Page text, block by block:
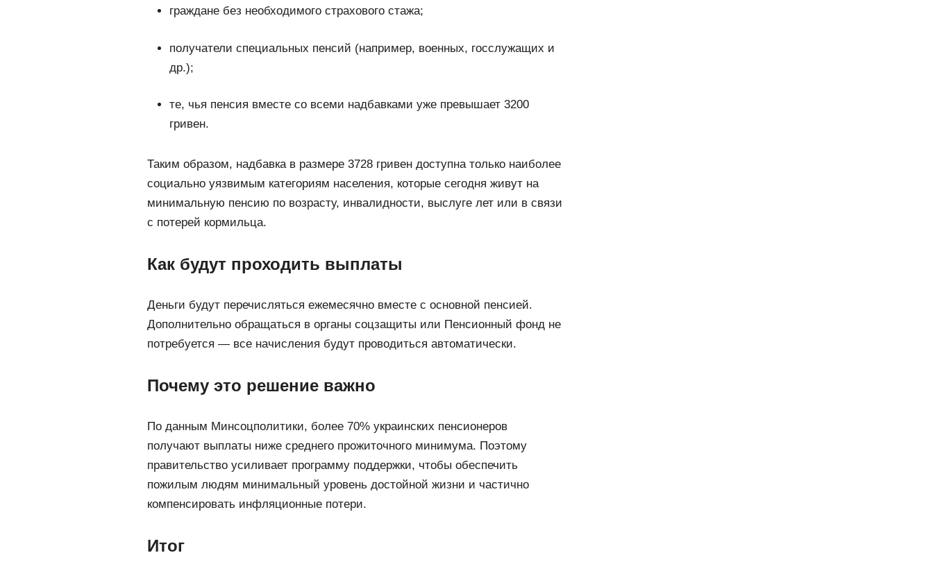
граждане без необходимого страхового стажа;
получатели специальных пенсий (например, военных, госслужащих и
др.);
те, чья пенсия вместе со всеми надбавками уже превышает 3200
гривен.
Таким образом, надбавка в размере 3728 гривен доступна только наиболее
социально уязвимым категориям населения, которые сегодня живут на
минимальную пенсию по возрасту, инвалидности, выслуге лет или в связи
с потерей кормильца.
Как будут проходить выплаты
Деньги будут перечисляться ежемесячно вместе с основной пенсией.
Дополнительно обращаться в органы соцзащиты или Пенсионный фонд не
потребуется — все начисления будут проводиться автоматически.
Почему это решение важно
По данным Минсоцполитики, более 70% украинских пенсионеров
получают выплаты ниже среднего прожиточного минимума. Поэтому
правительство усиливает программу поддержки, чтобы обеспечить
пожилым людям минимальный уровень достойной жизни и частично
компенсировать инфляционные потери.
Итог